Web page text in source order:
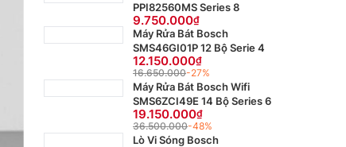
PPI82560MS Series 8
9.750.000
Máy Rửa Bát Bosch
SMS46GI01P 12 Bộ Serie 4
12.150.000
16.650.000-27%
Máy Rửa Bát Bosch Wifi
SMS6ZCI49E 14 Bộ Series 6
19.150.000
36.500.000-48%
Lò Vi Sóng Bosch